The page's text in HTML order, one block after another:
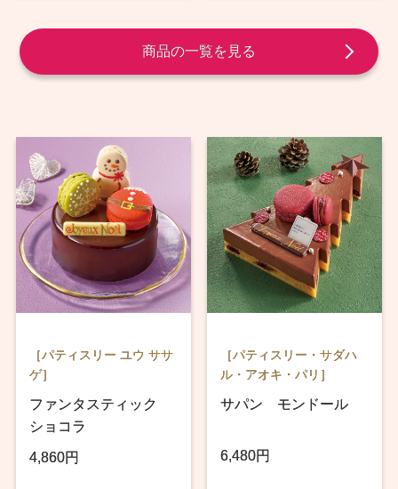
商品の一覧を見る
［パティスリー ユウ ササ
ゲ］
ファンタスティック
ショコラ
4,860円
［パティスリー・サダハ
ル・アオキ・パリ］
サパン モンドール
6,480円